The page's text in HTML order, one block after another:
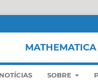
NOTÍCIAS SOBRE